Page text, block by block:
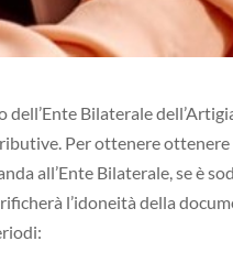
dell’Ente Bilaterale
Per ottenere
all’Ente Bilaterale, se è
l’idoneità della